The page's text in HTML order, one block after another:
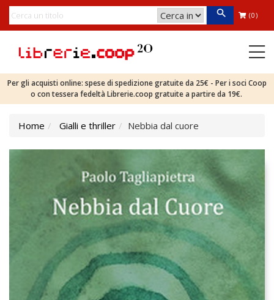
(0)
Per gli acquisti online: spese di spedizione gratuite da 25€ - Per i soci Coop
o con tessera fedeltà Librerie.coop gratuite a partire da 19€.
Home Gialli e thriller Nebbia dal cuore